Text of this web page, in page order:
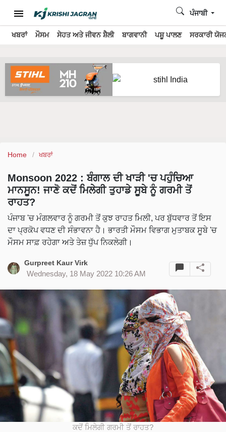
ਖਬਰਾਂ ਮੌਸਮ ਸੇਹਤ ਅਤੇ ਜੀਵਨ ਸ਼ੈਲੀ ਬਾਗਵਾਨੀ ਪਸ਼ੂ ਪਾਲਣ ਸਰਕਾਰੀ
ਪੰਜਾਬੀ
Home ਖਬਰਾਂ
Monsoon 2022 : ਬੰਗਾਲ ਦੀ ਖਾੜੀ 'ਚ ਪਹੁੰਚਿਆ
ਮਾਨਸੂਨ! ਜਾਣੋ ਕਦੋਂ ਮਿਲੇਗੀ ਤੁਹਾਡੇ ਸੂਬੇ ਨੂੰ ਗਰਮੀ ਤੋਂ
ਰਾਹਤ?
ਪੰਜਾਬ 'ਚ ਮੰਗਲਵਾਰ ਨੂੰ ਗਰਮੀ ਤੋਂ ਕੁਝ ਰਾਹਤ ਮਿਲੀ, ਪਰ ਬੁੱਧਵਾਰ ਤੋਂ ਇਸ
ਦਾ ਪ੍ਰਕੋਪ ਵਧਣ ਦੀ ਸੰਭਾਵਨਾ ਹੈ। ਭਾਰਤੀ ਮੌਸਮ ਵਿਭਾਗ ਮੁਤਾਬਕ ਸੂਬੇ 'ਚ
ਮੌਸਮ ਸਾਫ਼ ਰਹੇਗਾ ਅਤੇ ਤੇਜ਼ ਧੁੱਪ ਨਿਕਲੇਗੀ।
Gurpreet Kaur Virk
Wednesday, 18 May 2022 10:26 AM
ਕਦੋਂ ਮਿਲੇਗੀ ਗਰਮੀ ਤੋਂ ਰਾਹਤ?